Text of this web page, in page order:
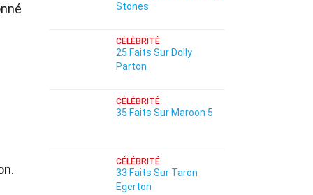
Stones
CÉLÉBRITÉ
25 Faits Sur Dolly
Parton
CÉLÉBRITÉ
35 Faits Sur Maroon 5
CÉLÉBRITÉ
33 Faits Sur Taron
Egerton